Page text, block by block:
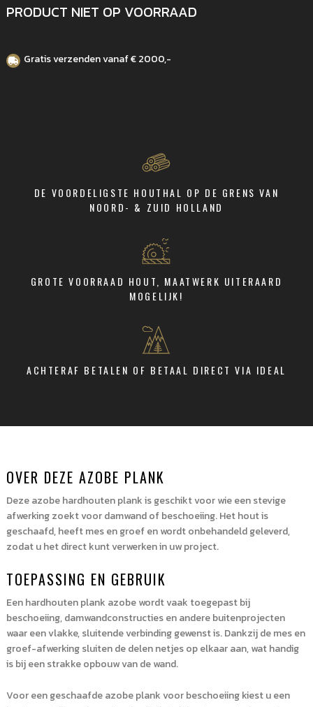
PRODUCT NIET OP VOORRAAD
Gratis verzenden vanaf € 2000,-
DE VOORDELIGSTE HOUTHAL OP DE GRENS VAN
NOORD- & ZUID HOLLAND
GROTE VOORRAAD HOUT, MAATWERK UITERAARD
MOGELIJK!
ACHTERAF BETALEN OF BETAAL DIRECT VIA IDEAL
OVER DEZE AZOBE PLANK
Deze azobe hardhouten plank is geschikt voor wie een stevige
afwerking zoekt voor damwand of beschoeiing. Het hout is
geschaafd, heeft mes en groef en wordt onbehandeld geleverd,
zodat u het direct kunt verwerken in uw project.
TOEPASSING EN GEBRUIK
Een hardhouten plank azobe wordt vaak toegepast bij
beschoeiing, damwandconstructies en andere buitenprojecten
waar een vlakke, sluitende verbinding gewenst is. Dankzij de mes en
groef-afwerking sluiten de delen netjes op elkaar aan, wat handig
is bij een strakke opbouw van de wand.
Voor een geschaafde azobe plank voor beschoeiing kiest u een